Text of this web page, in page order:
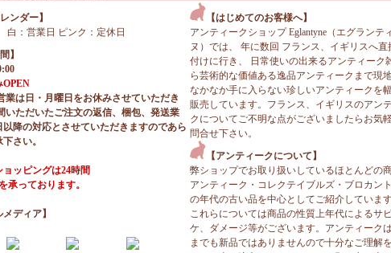
ンダー】
白：営業日 ピンク：定休日
】
OPEN
は日・月曜日をお休みさせていただき
いただいたご注文の返信、梱包、発送業
以降の対応とさせていただきますのであら
さい。
ッピングは24時間
承っております。
メディア】
【はじめてのお客様へ】
アンティークショップ Eglantyne（エグランテ
ヌ）では、 年に数回 フランス、イギリスへ直
付けに行き、 日常使いの出来るアンティーク
ら芸術的な価値ある逸品アンティークまで現
なかなか手に入らない珍しいアンティークを
販売しています。フランス、イギリスのアン
クについてご不明な点がございましたらお気
問合せ下さい。
【アンティークについて】
弊ショップでお取り扱いしているほとんどの
アンティーク・コレクテイブルズ・ブロカン
の年代の古い品を中心としてご紹介しています
これらについては商品の性質上年代によるサ
ケ、ダメージ等がございます。アンティーク
までも新品ではありませんので十分なご理解